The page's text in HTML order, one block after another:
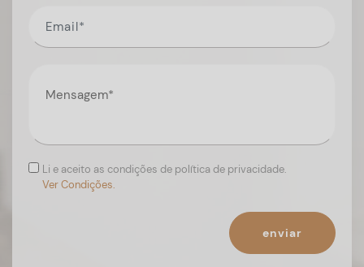
Li e aceito as condições de política de privacidade.
Ver Condições.
enviar